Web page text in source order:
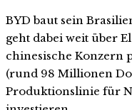
BYD baut sein
geht dabei weit über
chinesische Konzern
(rund 98 Millionen
Produktionslinie für